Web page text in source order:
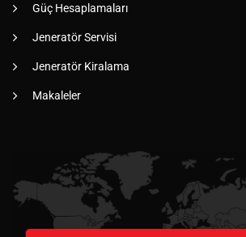
Güç Hesaplamaları
Jeneratör Servisi
Jeneratör Kiralama
Makaleler